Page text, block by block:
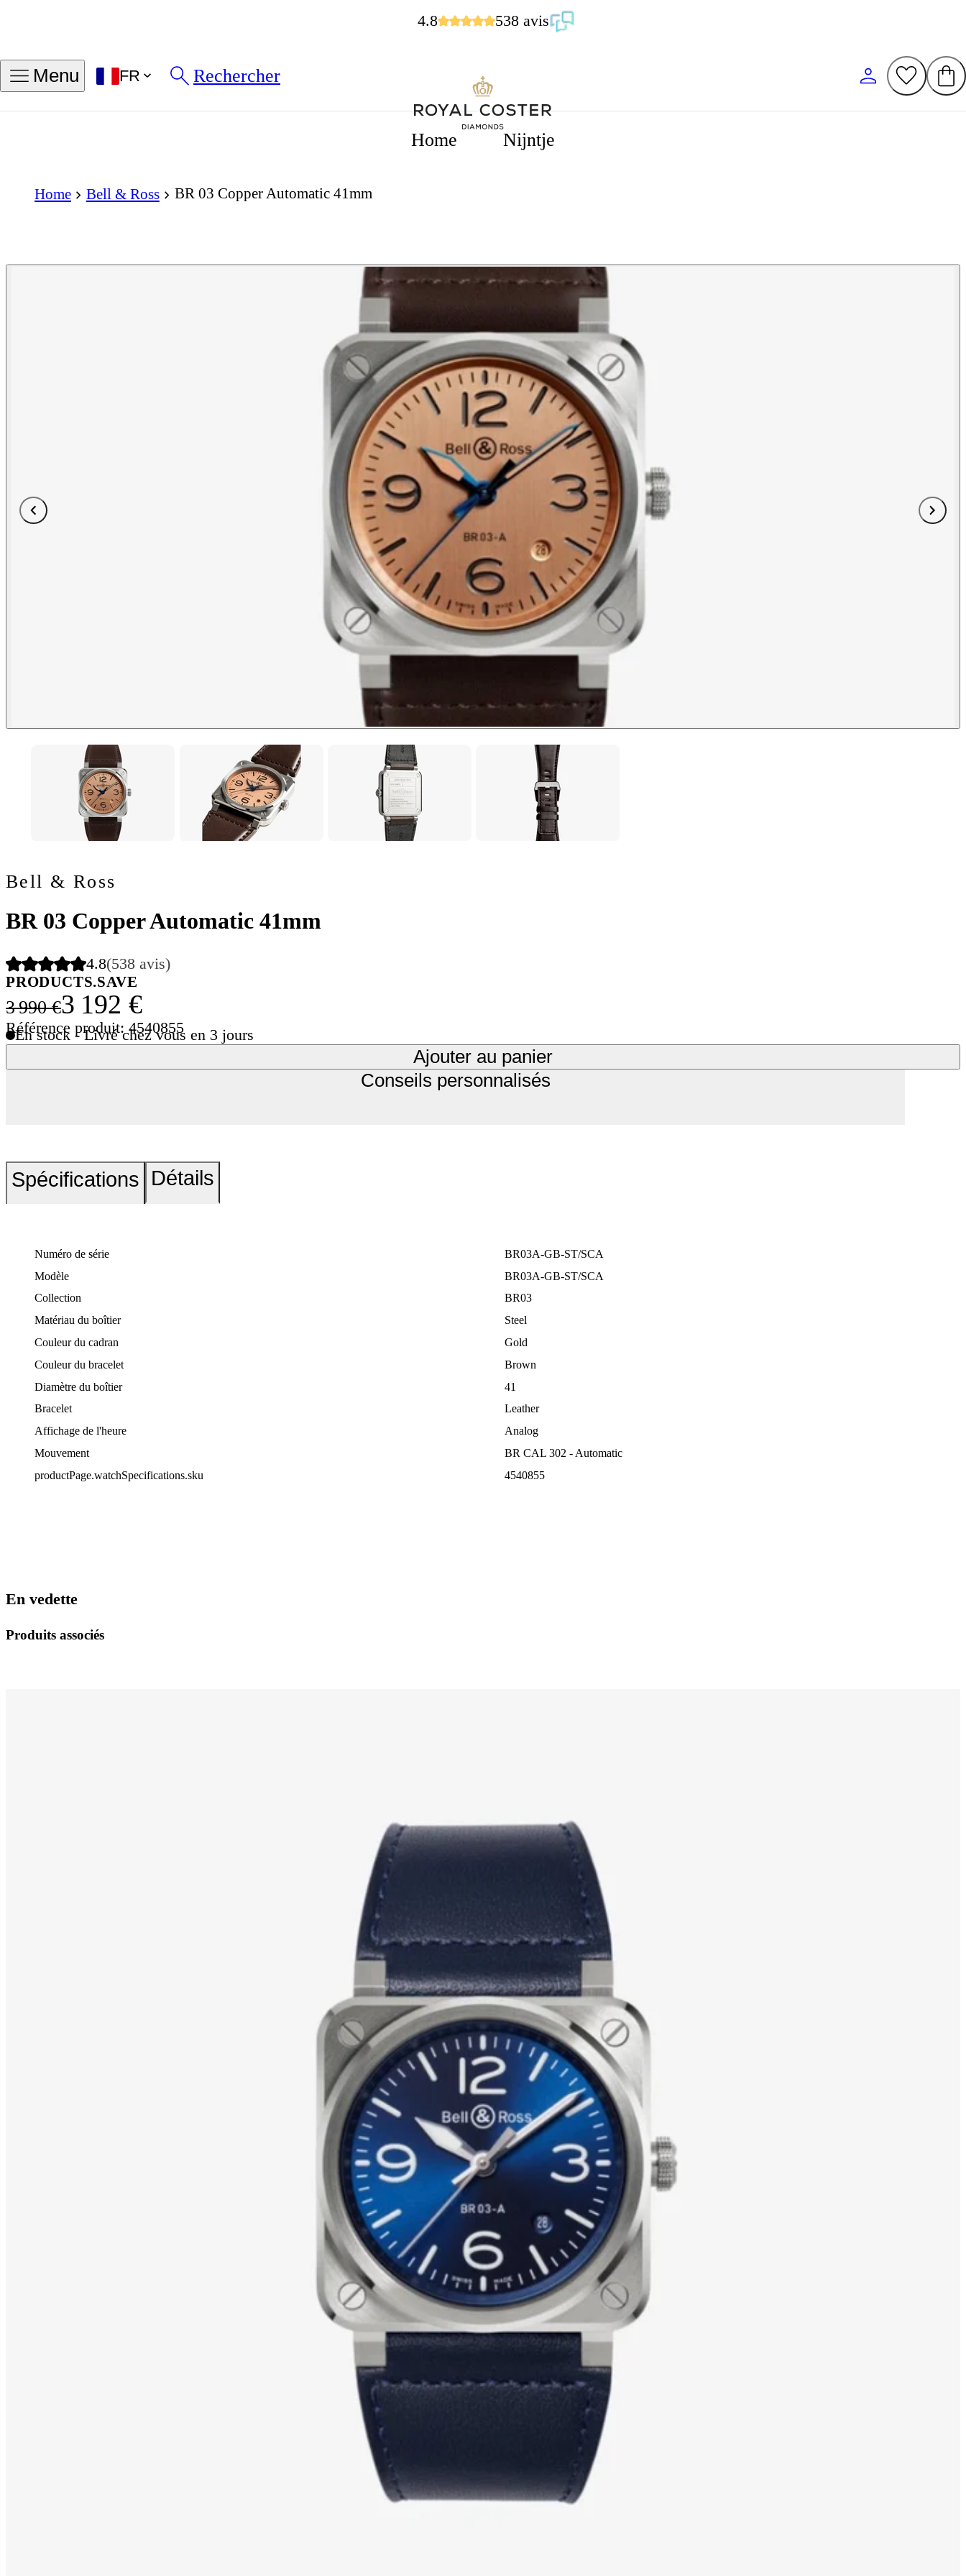
4.8 538 avis
Menu FR Rechercher
Home Nijntje
Home Bell & Ross BR 03 Copper Automatic 41mm
Bell & Ross
BR 03 Copper Automatic 41mm
4.8(538 avis)
PRODUCTS.SAVE
3 990 €3 192 €
Référence produit: 4540855
En stock - Livré chez vous en 3 jours
Ajouter au panier
Conseils personnalisés
Spécifications Détails
Numéro de série
BR03A-GB-ST/SCA
Modèle
BR03A-GB-ST/SCA
Collection
BR03
Matériau du boîtier
Steel
Couleur du cadran
Gold
Couleur du bracelet
Brown
Diamètre du boîtier
41
Bracelet
Leather
Affichage de l'heure
Analog
Mouvement
BR CAL 302 - Automatic
productPage.watchSpecifications.sku
4540855
En vedette
Produits associés